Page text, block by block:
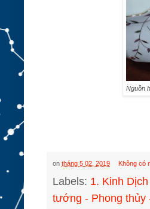
Nguồn
on tháng 5 02, 2019 Không có
Labels: 1. Kinh
tướng - Phong thủy